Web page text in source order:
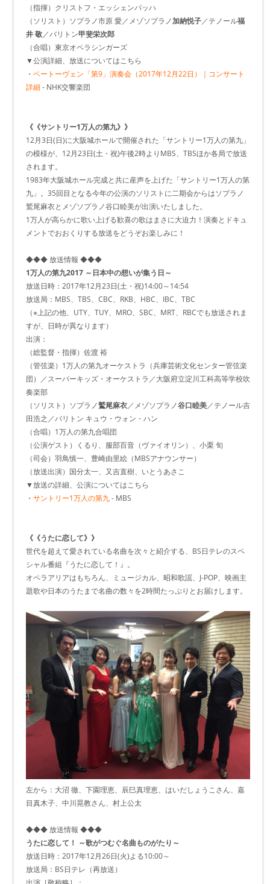
（指揮）クリストフ・エッシェンバッハ
（ソリスト）ソプラノ市原 愛／メゾソプラノ加納悦子／テノール福
井 敬／バリトン甲斐栄次郎
（合唱）東京オペラシンガーズ
▼公演詳細、放送についてはこちら
・ ベートーヴェン「第9」演奏会（2017年12月22日）｜コンサート
詳細 - NHK交響楽団
《《サントリー1万人の第九》》
12月3日(日)に大阪城ホールで開催された「サントリー1万人の第九」
の模様が、12月23日(土・祝)午後2時よりMBS、TBSほか各局で放送
されます。
1983年大阪城ホール完成と共に産声を上げた「サントリー1万人の第
九」。35回目となる今年の公演のソリストに二期会からはソプラノ
鷲尾麻衣とメゾソプラノ谷口睦美が出演いたしました。
1万人が高らかに歌い上げる歓喜の歌はまさに大迫力！演奏とドキュ
メントでおおくりする放送をどうぞお楽しみに！
◆◆◆ 放送情報 ◆◆◆
1万人の第九2017 ～日本中の想いが集う日～
放送日時：2017年12月23日(土・祝)14:00～14:54
放送局：MBS、TBS、CBC、RKB、HBC、IBC、TBC
（※上記の他、UTY、TUY、MRO、SBC、MRT、RBCでも放送されま
すが、日時が異なります）
出演：
（総監督・指揮）佐渡 裕
（管弦楽）1万人の第九オーケストラ（兵庫芸術文化センター管弦楽
団）／スーパーキッズ・オーケストラ／大阪府立淀川工科高等学校吹
奏楽部
（ソリスト）ソプラノ鷲尾麻衣／メゾソプラノ谷口睦美／テノール吉
田浩之／バリトン キュウ・ウォン・ハン
（合唱）1万人の第九合唱団
（公演ゲスト）くるり、服部百音（ヴァイオリン）、小栗 旬
（司会）羽鳥慎一、豊崎由里絵（MBSアナウンサー）
（放送出演）国分太一、又吉直樹、いとうあさこ
▼放送の詳細、公演についてはこちら
・ サントリー1万人の第九- MBS
《《うたに恋して》》
世代を超えて愛されている名曲を次々と紹介する、BS日テレのスペ
シャル番組『うたに恋して！』。
オペラアリアはもちろん、ミュージカル、昭和歌謡、J-POP、映画主
題歌や日本のうたまで名曲の数々を2時間たっぷりとお届けします。
左から：大沼 徹、下園理恵、辰巳真理恵、はいだしょうこさん、嘉
目真木子、中川晃教さん、村上公太
◆◆◆ 放送情報 ◆◆◆
うたに恋して！ ～歌がつむぐ名曲ものがたり～
放送日時：2017年12月26日(火)よる10:00～
放送局：BS日テレ（再放送）